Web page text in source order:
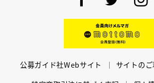
Facebook
Twitter
公募ガイド社Webサイト
サイトの